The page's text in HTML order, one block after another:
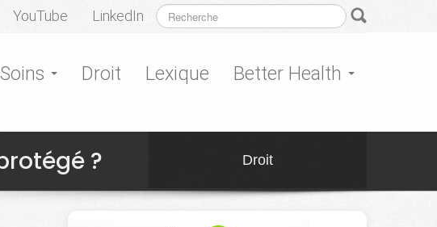
YouTube LinkedIn
Soins Droit Lexique Better Health
? Droit